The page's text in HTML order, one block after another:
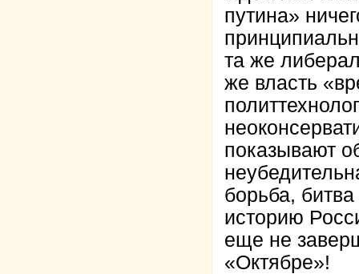
путина»
та же
же власть
показывают
борьба,
историю
еще не
«Октябре»!